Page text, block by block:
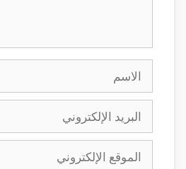
الإلكتروني
الإلكتروني